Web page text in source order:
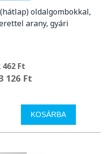
oldalgombokkal,
arany, gyári
462 Ft
126 Ft
KOSÁRBA